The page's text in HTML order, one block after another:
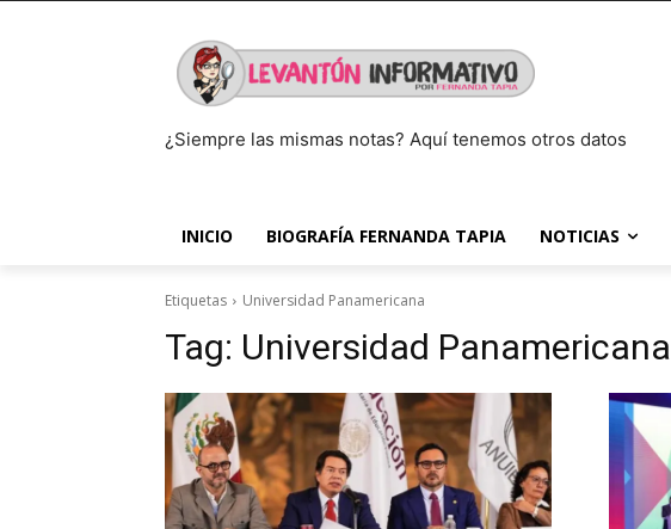
¿Siempre las mismas notas? Aquí tenemos otros datos
INICIO BIOGRAFÍA FERNANDA TAPIA NOTICIAS
Etiquetas Universidad Panamericana
Tag: Universidad Panamericana